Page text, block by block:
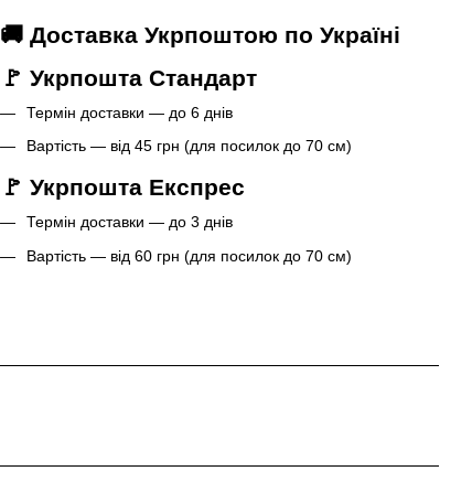
🚚 Доставка Укрпоштою по Україні
🚩 Укрпошта Стандарт
Термін доставки — до 6 днів
Вартість — від 45 грн (для посилок до 70 см)
🚩 Укрпошта Експрес
Термін доставки — до 3 днів
Вартість — від 60 грн (для посилок до 70 см)